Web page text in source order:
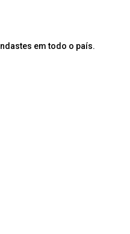
em todo o país.